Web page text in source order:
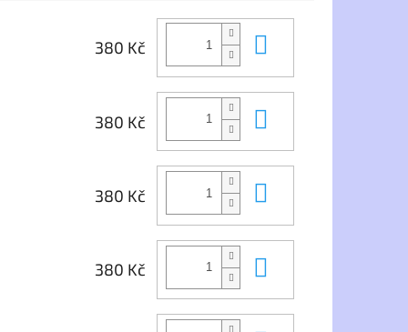
380 Kč
380 Kč
380 Kč
380 Kč